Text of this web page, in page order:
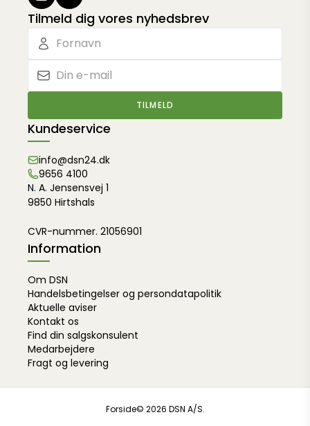
Tilmeld dig vores nyhedsbrev
TILMELD
Kundeservice
info@dsn24.dk
9656 4100
N. A. Jensensvej 1
9850 Hirtshals
CVR-nummer. 21056901
Information
Om DSN
Handelsbetingelser og persondatapolitik
Aktuelle aviser
Kontakt os
Find din salgskonsulent
Medarbejdere
Fragt og levering
Forside© 2026 DSN A/S.